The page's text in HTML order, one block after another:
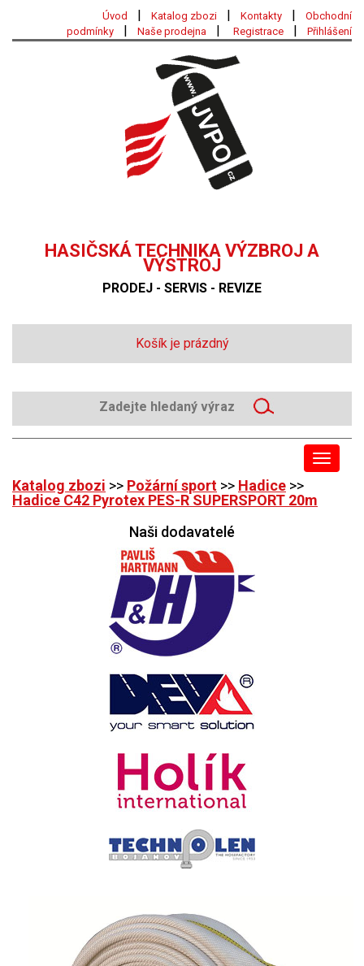
Úvod | Katalog zbozi | Kontakty |
Obchodní
podmínky
| Naše prodejna | Registrace | Přihlášení
HASIČSKÁ TECHNIKA VÝZBROJ A
VÝSTROJ
PRODEJ - SERVIS - REVIZE
Košík je prázdný
Toggle
Katalog zbozi >> Požární sport >> Hadice >>
Hadice C42 Pyrotex PES-R SUPERSPORT 20m
Naši dodavatelé